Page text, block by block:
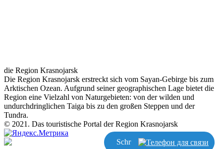
die Region Krasnojarsk
Die Region Krasnojarsk erstreckt sich vom Sayan-Gebirge bis zum
Arktischen Ozean. Aufgrund seiner geographischen Lage bietet die
Region eine Vielzahl von Naturgebieten: von der wilden und
undurchdringlichen Taiga bis zu den großen Steppen und der
Tundra.
© 2021. Das touristische Portal der Region Krasnojarsk
Schreiben